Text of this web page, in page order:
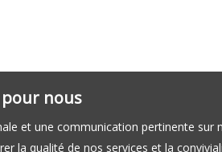
nous
et une communication pertinente
la qualité de nos services et la